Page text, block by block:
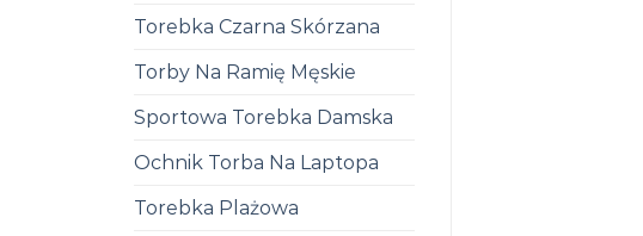
Torebka Czarna Skórzana
Torby Na Ramię Męskie
Sportowa Torebka Damska
Ochnik Torba Na Laptopa
Torebka Plażowa